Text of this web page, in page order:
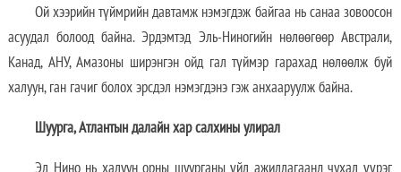
Ой хээрийн түймрийн давтамж нэмэгдэж байгаа нь санаа зовоосон
асуудал болоод байна. Эрдэмтэд Эль-Ниногийн нөлөөгөөр Австрали,
Канад, АНУ, Амазоны ширэнгэн ойд гал түймэр гарахад нөлөөлж буй
халуун, ган гачиг болох эрсдэл нэмэгдэнэ гэж анхааруулж байна.
Шуурга, Атлантын далайн хар салхины улирал
Эл Нино нь халуун орны шуурганы үйл ажиллагаанд чухал үүрэг